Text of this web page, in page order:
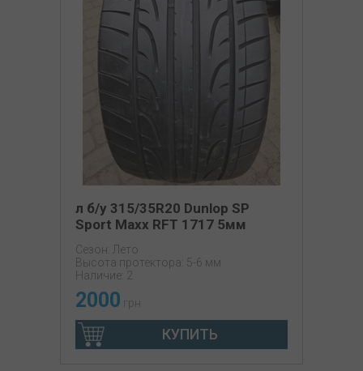
л б/у 315/35R20 Dunlop SP
Sport Maxx RFT 1717 5мм
Сезон: Лето
Высота протектора: 5-6 мм
Наличие: 2
2000 грн
КУПИТЬ